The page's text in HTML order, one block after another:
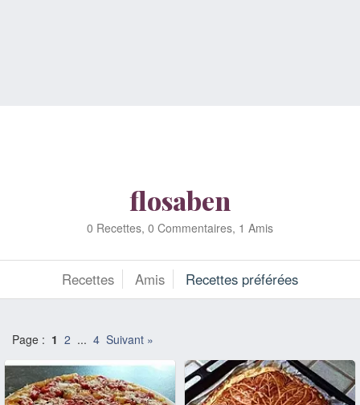
flosaben
0 Recettes, 0 Commentaires, 1 Amis
Recettes Amis Recettes préférées
Page : 1 2 ... 4 Suivant »